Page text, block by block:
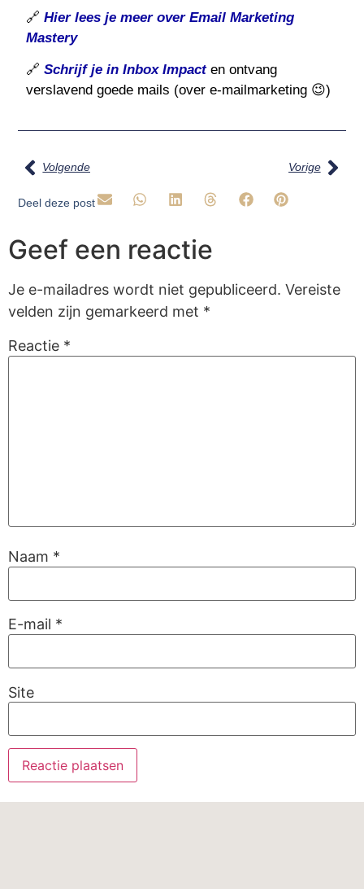
🔗Hier lees je meer over Email Marketing
Mastery
🔗Schrijf je in Inbox Impacten ontvang
verslavend goede mails (over e-mailmarketing 😉)
Volgende Vorige
Deel deze post
Geef een reactie
Je e-mailadres wordt niet gepubliceerd. Vereiste
velden zijn gemarkeerd met *
Reactie *
Naam *
E-mail *
Site